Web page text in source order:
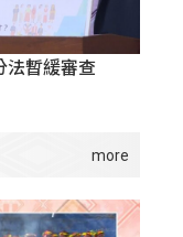
法暫緩審查